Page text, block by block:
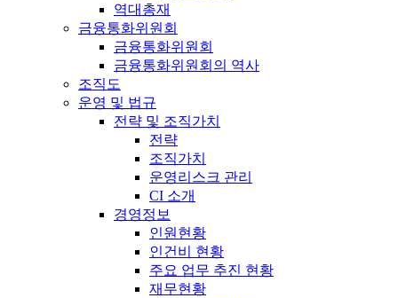
역대총재
금융통화위원회
금융통화위원회
금융통화위원회의 역사
조직도
운영 및 법규
전략 및 조직가치
전략
조직가치
운영리스크 관리
CI 소개
경영정보
인원현황
인건비 현황
주요 업무 추진 현황
재무현황